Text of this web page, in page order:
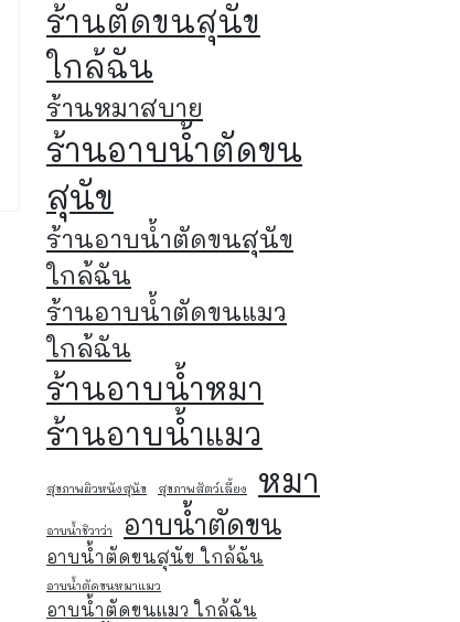
ร้านตัดขนสุนัข
ใกล้ฉัน
ร้านหมาสบาย
ร้านอาบน้ำตัดขน
สุนัข
ร้านอาบน้ำตัดขนสุนัข
ใกล้ฉัน
ร้านอาบน้ำตัดขนแมว
ใกล้ฉัน
ร้านอาบน้ำหมา
ร้านอาบน้ำแมว
สุขภาพผิวหนังสุนัข สุขภาพสัตว์เลี้ยง หมา
อาบน้ำชิวาว่า อาบน้ำตัดขน
อาบน้ำตัดขนสุนัข ใกล้ฉัน
อาบน้ำตัดขนหมาแมว
อาบน้ำตัดขนแมว ใกล้ฉัน